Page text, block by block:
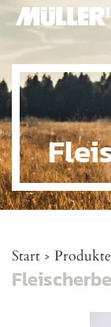
Start > Produkte